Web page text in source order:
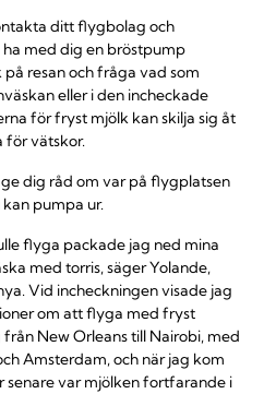
ditt flygbolag och
med dig en bröstpump
resan och fråga vad som
eller i den incheckade
för fryst mjölk kan skilja sig åt
för vätskor.
dig råd om var på flygplatsen
pumpa ur.
flyga packade jag ned mina
med torris, säger Yolande,
Vid incheckningen visade jag
om att flyga med fryst
New Orleans till Nairobi, med
Amsterdam, och när jag kom
senare var mjölken fortfarande i